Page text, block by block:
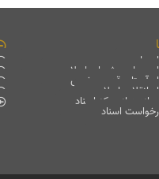
شورای اسلامی
قدس رضوی
اسلامی
از مرکز اسناد
اسناد